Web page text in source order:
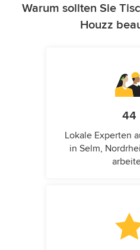
Warum sollten Sie
Houzz
44
Lokale Experten
in Selm,